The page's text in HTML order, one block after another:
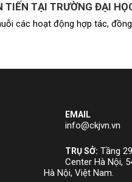
TIẾN TẠI TRƯỜNG ĐẠI
các hoạt động hợp tác,
EMAIL
info@ckjvn.vn
TRỤ SỞ: Tầng
Center Hà Nội,
Hà Nội, Việt Nam.